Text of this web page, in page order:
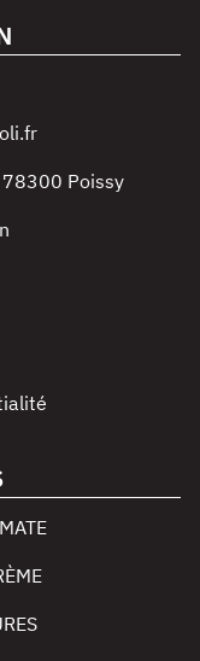
78300 Poissy